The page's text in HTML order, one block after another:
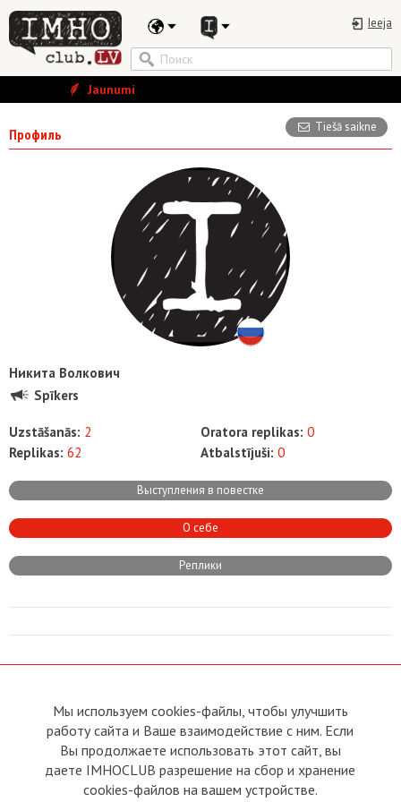
Ieeja
Jaunumi
Профиль
Tiešā saikne
Никита Волкович
Spīkers
Uzstāšanās: 2 Oratora replikas: 0
Replikas: 62 Atbalstījuši: 0
Выступления в повестке
О себе
Реплики
Par vietni
Условия пользования
Политика конфиденциальности
Tiešā saikne ar Priekšsēdētāju
Tiešā saikne ar kluba biedriem
Reklāma
Kontakti
Мы используем cookies-файлы, чтобы улучшить
работу сайта и Ваше взаимодействие с ним. Если
Вы продолжаете использовать этот сайт, вы
даете IMHOCLUB разрешение на сбор и хранение
cookies-файлов на вашем устройстве.